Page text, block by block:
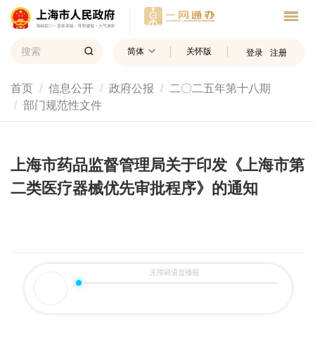
简体 关怀版 登录 注册
首页 信息公开 政府公报
二〇二五年第十八期
部门规范性文件
上海市药品监督管理局关于印发《上海市第
二类医疗器械优先审批程序》的通知